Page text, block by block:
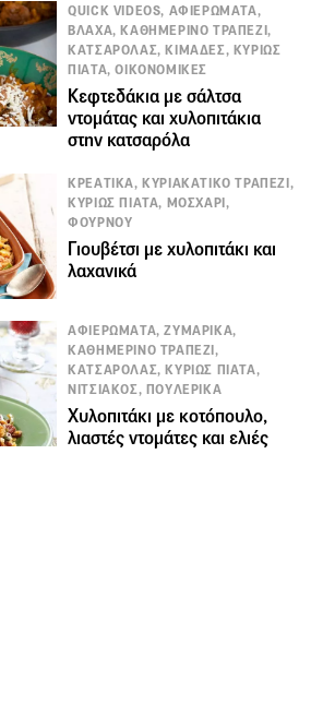
QUICK VIDEOS, ΑΦΙΕΡΩΜΑΤΑ,
ΒΛΑΧΑ, ΚΑΘΗΜΕΡΙΝΟ ΤΡΑΠΕΖΙ,
ΚΑΤΣΑΡΟΛΑΣ, ΚΙΜΑΔΕΣ, ΚΥΡΙΩΣ
ΠΙΑΤΑ, ΟΙΚΟΝΟΜΙΚΕΣ
Κεφτεδάκια με σάλτσα
ντομάτας και χυλοπιτάκια
στην κατσαρόλα
ΚΡΕΑΤΙΚΑ, ΚΥΡΙΑΚΑΤΙΚΟ ΤΡΑΠΕΖΙ,
ΚΥΡΙΩΣ ΠΙΑΤΑ, ΜΟΣΧΑΡΙ,
ΦΟΥΡΝΟΥ
Γιουβέτσι με χυλοπιτάκι και
λαχανικά
ΑΦΙΕΡΩΜΑΤΑ, ΖΥΜΑΡΙΚΑ,
ΚΑΘΗΜΕΡΙΝΟ ΤΡΑΠΕΖΙ,
ΚΑΤΣΑΡΟΛΑΣ, ΚΥΡΙΩΣ ΠΙΑΤΑ,
ΝΙΤΣΙΑΚΟΣ, ΠΟΥΛΕΡΙΚΑ
Χυλοπιτάκι με κοτόπουλο,
λιαστές ντομάτες και ελιές